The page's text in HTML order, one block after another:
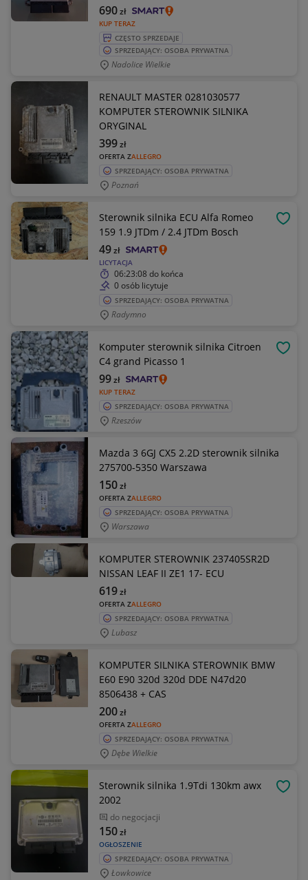
KUP TERAZ
690zł
CZĘSTO SPRZEDAJE
SPRZEDAJĄCY: OSOBA PRYWATNA
Nadolice Wielkie
RENAULT MASTER 0281030577
KOMPUTER STEROWNIK SILNIKA
ORYGINAL
OFERTA ZALLEGRO
399zł
SPRZEDAJĄCY: OSOBA PRYWATNA
Poznań
Sterownik silnika ECU Alfa Romeo
159 1.9 JTDm / 2.4 JTDm Bosch
LICYTACJA
49zł
06:23:08 do końca
0 osób licytuje
SPRZEDAJĄCY: OSOBA PRYWATNA
Radymno
Komputer sterownik silnika Citroen
C4 grand Picasso 1
KUP TERAZ
99zł
SPRZEDAJĄCY: OSOBA PRYWATNA
Rzeszów
Mazda 3 6GJ CX5 2.2D sterownik silnika
275700-5350 Warszawa
OFERTA ZALLEGRO
150zł
SPRZEDAJĄCY: OSOBA PRYWATNA
Warszawa
KOMPUTER STEROWNIK 237405SR2D
NISSAN LEAF II ZE1 17- ECU
OFERTA ZALLEGRO
619zł
SPRZEDAJĄCY: OSOBA PRYWATNA
Lubasz
KOMPUTER SILNIKA STEROWNIK BMW
E60 E90 320d 320d DDE N47d20
8506438 + CAS
OFERTA ZALLEGRO
200zł
SPRZEDAJĄCY: OSOBA PRYWATNA
Dębe Wielkie
Sterownik silnika 1.9Tdi 130km awx
2002
do negocjacji
OGŁOSZENIE
150zł
SPRZEDAJĄCY: OSOBA PRYWATNA
Łowkowice